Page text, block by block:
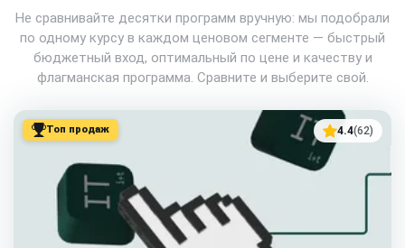
Не сравнивайте десятки программ вручную: мы подобрали
по одному курсу в каждом ценовом сегменте — быстрый
бюджетный вход, оптимальный по цене и качеству и
флагманская программа. Сравните и выберите свой.
Топ продаж 4.4(62)